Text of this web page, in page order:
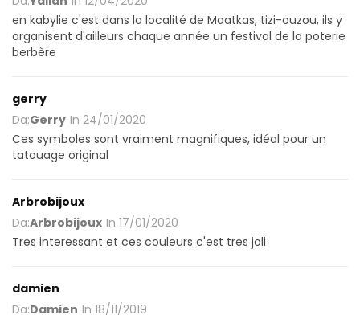
en kabylie c'est dans la localité de Maatkas, tizi-ouzou, ils y
organisent d'ailleurs chaque année un festival de la poterie
berbère
gerry
Da:Gerry In 24/01/2020
Ces symboles sont vraiment magnifiques, idéal pour un
tatouage original
Arbrobijoux
Da:Arbrobijoux In 17/01/2020
Tres interessant et ces couleurs c'est tres joli
damien
Da:Damien In 18/11/2019